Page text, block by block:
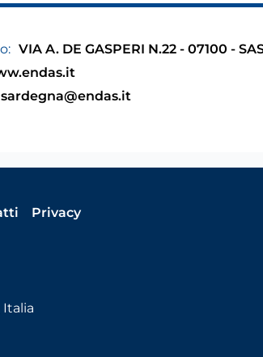
VIA A. DE GASPERI N.22 - 07100 -
sardegna@endas.it
Privacy
Italia